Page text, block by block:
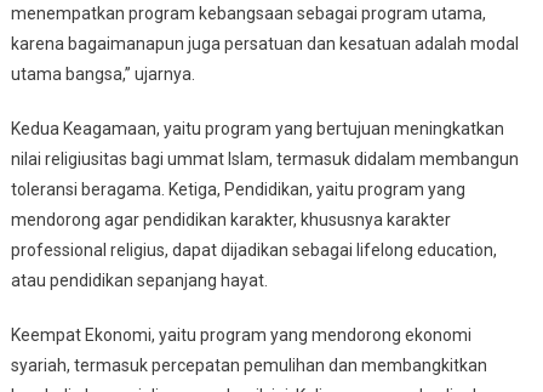
menempatkan program kebangsaan sebagai program utama,
karena bagaimanapun juga persatuan dan kesatuan adalah modal
utama bangsa,” ujarnya.
Kedua Keagamaan, yaitu program yang bertujuan meningkatkan
nilai religiusitas bagi ummat Islam, termasuk didalam membangun
toleransi beragama. Ketiga, Pendidikan, yaitu program yang
mendorong agar pendidikan karakter, khususnya karakter
professional religius, dapat dijadikan sebagai lifelong education,
atau pendidikan sepanjang hayat.
Keempat Ekonomi, yaitu program yang mendorong ekonomi
syariah, termasuk percepatan pemulihan dan membangkitkan